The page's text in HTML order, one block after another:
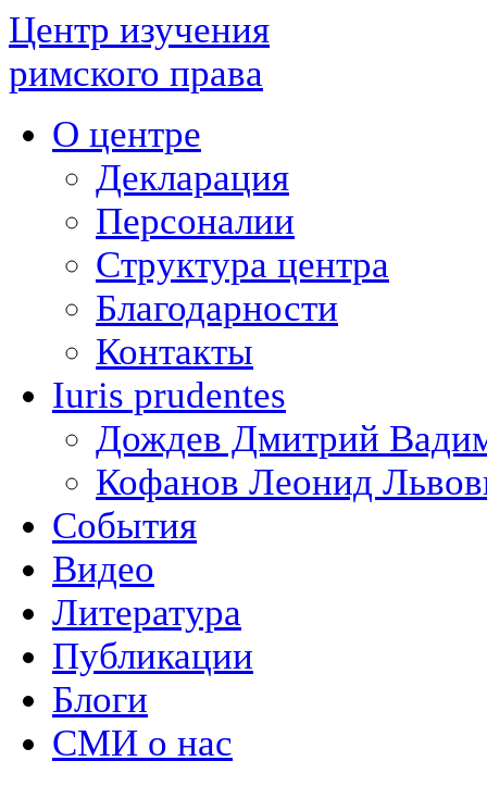
Центр изучения
римского права
О центре
Декларация
Персоналии
Структура центра
Благодарности
Контакты
Iuris prudentes
Дождев Дмитрий
Кофанов Леонид
События
Видео
Литература
Публикации
Блоги
СМИ о нас